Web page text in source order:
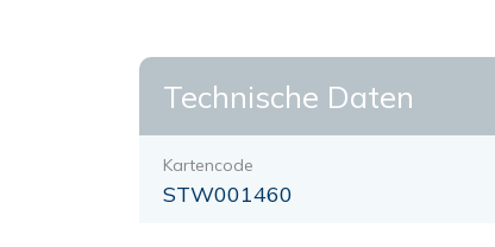
Technische Daten
Kartencode
STW001460